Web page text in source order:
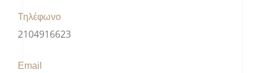
Τηλέφωνο
2104916623
Email